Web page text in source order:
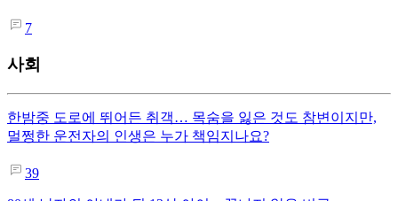
7
사회
한밤중 도로에 뛰어든 취객… 목숨을 잃은 것도 참변이지만,
멀쩡한 운전자의 인생은 누가 책임지나요?
39